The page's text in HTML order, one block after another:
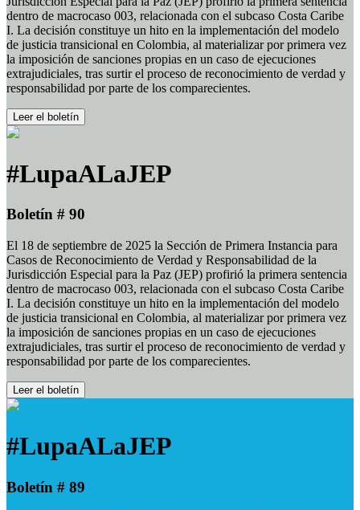
dentro de macrocaso 003, relacionada con el subcaso Costa Caribe
I. La decisión constituye un hito en la implementación del modelo
de justicia transicional en Colombia, al materializar por primera vez
la imposición de sanciones propias en un caso de ejecuciones
extrajudiciales, tras surtir el proceso de reconocimiento de verdad y
responsabilidad por parte de los comparecientes.
Leer el boletín
#LupaALaJEP
Boletín # 90
El 18 de septiembre de 2025 la Sección de Primera Instancia para
Casos de Reconocimiento de Verdad y Responsabilidad de la
Jurisdicción Especial para la Paz (JEP) profirió la primera sentencia
dentro de macrocaso 003, relacionada con el subcaso Costa Caribe
I. La decisión constituye un hito en la implementación del modelo
de justicia transicional en Colombia, al materializar por primera vez
la imposición de sanciones propias en un caso de ejecuciones
extrajudiciales, tras surtir el proceso de reconocimiento de verdad y
responsabilidad por parte de los comparecientes.
Leer el boletín
#LupaALaJEP
Boletín # 89